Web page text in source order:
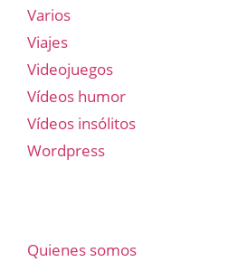
Varios
Viajes
Videojuegos
Vídeos humor
Vídeos insólitos
Wordpress
Quienes somos